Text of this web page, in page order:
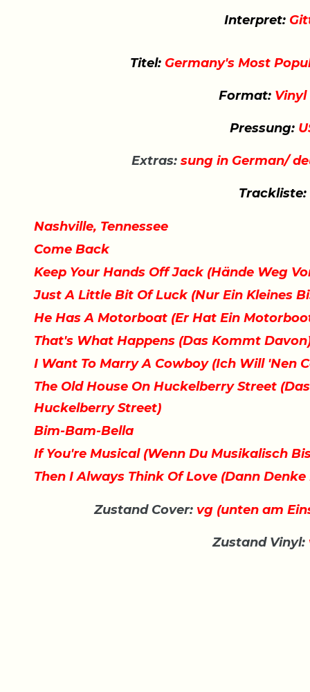
Interpret:
Titel: Germany's Most
Format: Vinyl
Pressung:
Extras: sung in German/
Trackliste:
Nashville, Tennessee
Come Back
Keep Your Hands Off Jack (Hände Weg
Just A Little Bit Of Luck (Nur Ein Kleines
He Has A Motorboat (Er Hat Ein
That's What Happens (Das Kommt
I Want To Marry A Cowboy (Ich Will 'Nen
The Old House On Huckelberry Street
Huckelberry Street)
Bim-Bam-Bella
If You're Musical (Wenn Du Musikalisch
Then I Always Think Of Love (Dann
Zustand Cover:vg (unten am
Zustand Vinyl: